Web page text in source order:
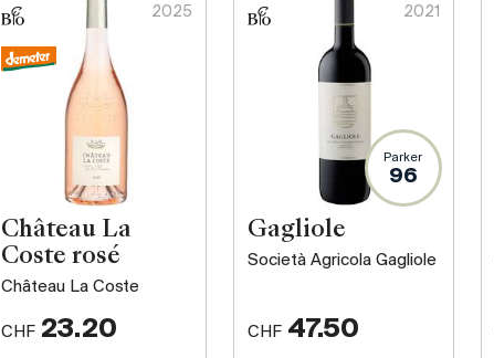
2025
Château La
Coste rosé
Château La Coste
CHF 23.20
2021
Parker
96
Gagliole
Società Agricola Gagliole
CHF 47.50